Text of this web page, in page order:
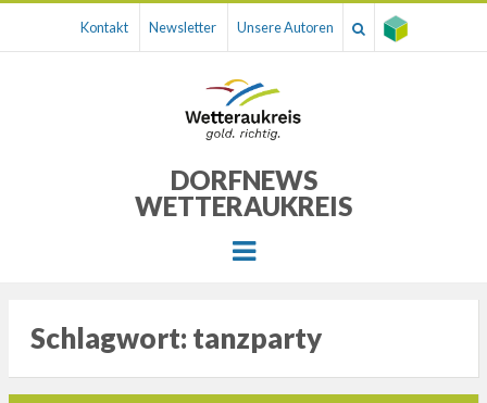
Kontakt Newsletter Unsere Autoren
DORFNEWS
WETTERAUKREIS
Menu
Schlagwort: tanzparty